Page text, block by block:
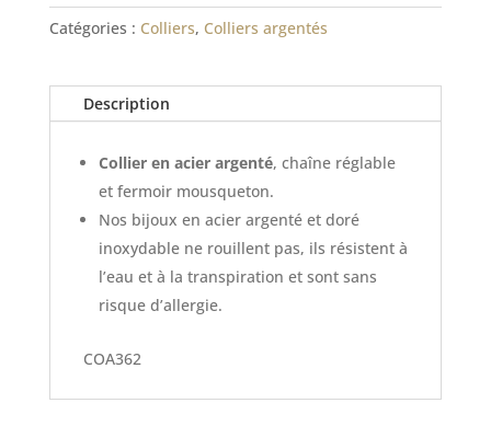
Catégories : Colliers, Colliers argentés
Description
Collier en acier argenté, chaîne réglable
et fermoir mousqueton.
Nos bijoux en acier argenté et doré
inoxydable ne rouillent pas, ils résistent à
l’eau et à la transpiration et sont sans
risque d’allergie.
COA362